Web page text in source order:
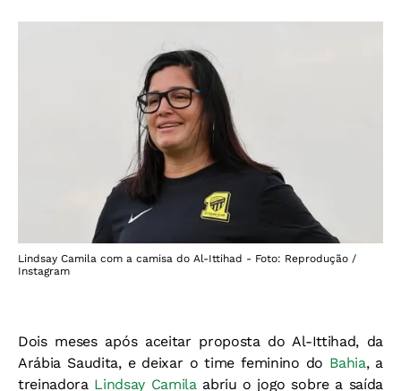
Lindsay Camila com a camisa do Al-Ittihad - Foto: Reprodução /
Instagram
Dois meses após aceitar proposta do Al-Ittihad, da
Arábia Saudita, e deixar o time feminino do Bahia, a
treinadora Lindsay Camila abriu o jogo sobre a saída